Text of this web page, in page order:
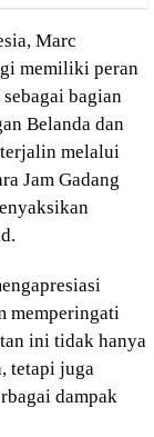
Marc
memiliki peran
bagian
Belanda dan
melalui
Jam Gadang
memperingati
ini tidak hanya
tetapi juga
dampak